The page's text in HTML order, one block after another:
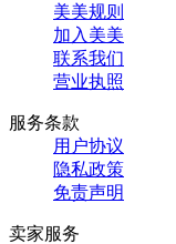
美美规则
加入美美
联系我们
营业执照
服务条款
用户协议
隐私政策
免责声明
卖家服务